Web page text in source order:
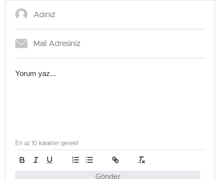
Gönder
En az 10 karakter gerekli